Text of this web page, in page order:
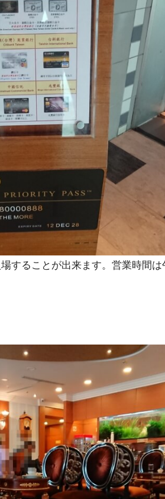
することが出来ます。営業時間